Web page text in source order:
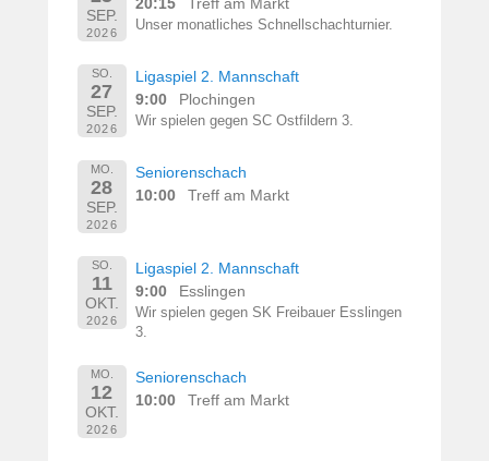
SEP.
2026
Unser monatliches Schnellschachturnier.
SO.
27
SEP.
2026
Ligaspiel 2. Mannschaft
9:00
Plochingen
Wir spielen gegen SC Ostfildern 3.
MO.
28
SEP.
2026
Seniorenschach
10:00
Treff am Markt
SO.
11
OKT.
2026
Ligaspiel 2. Mannschaft
9:00
Esslingen
Wir spielen gegen SK Freibauer Esslingen
3.
MO.
12
OKT.
2026
Seniorenschach
10:00
Treff am Markt